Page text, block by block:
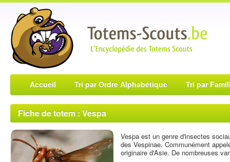
Accueil Tri par Ordre Alphabétique Tri par
Fiche de totem : Vespa
Vespa est un genre d'insectes
des Vespinae. Communément
originaire d'Asie. De nombreuses